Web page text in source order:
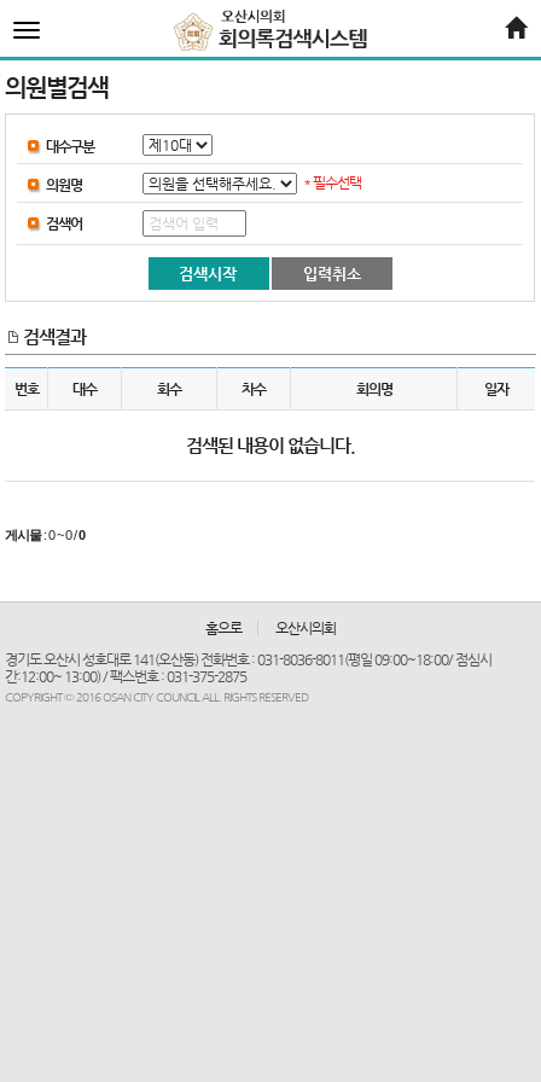
전
메
뉴
의원별검색
대수구분
의원명 * 필수선택
검색어
검색결과
번호 대수 회수 차수 회의명 일자
검색된 내용이 없습니다.
게시물:0 ~ 0/0
홈으로
오산시의회
경기도 오산시 성호대로 141(오산동) 전화번호 : 031-8036-8011(평일 09:00~18:00/ 점심시
간:12:00~ 13:00) / 팩스번호 : 031-375-2875
COPYRIGHT © 2016 OSAN CITY COUNCIL ALL. RIGHTS RESERVED